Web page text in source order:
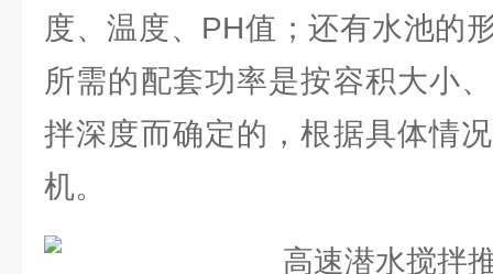
度、温度、PH值；还有水池的
所需的配套功率是按容积大小
拌深度而确定的，根据具体情
机。